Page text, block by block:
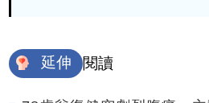
延伸 閱讀